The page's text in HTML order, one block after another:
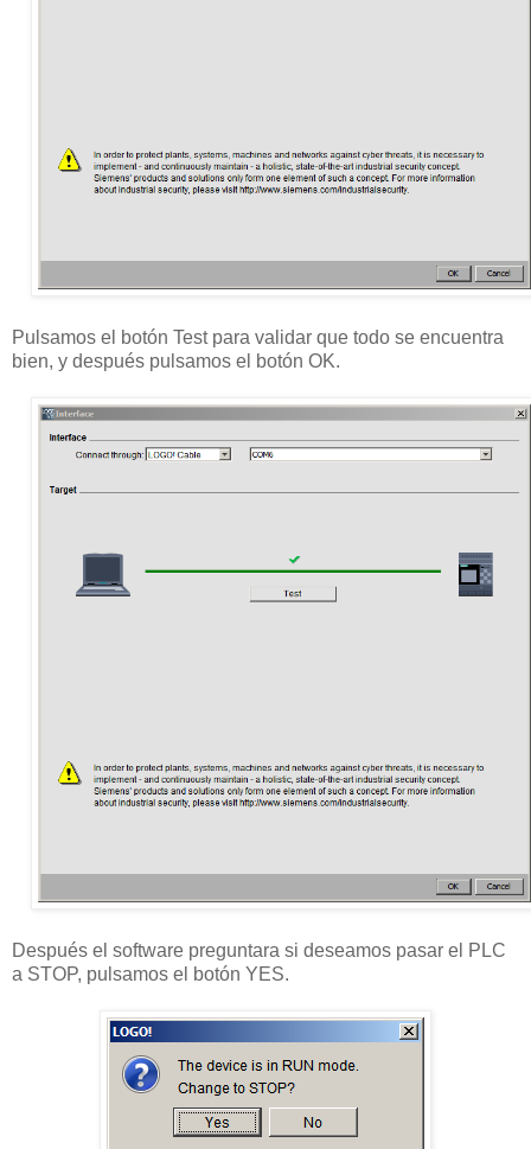
Pulsamos el botón Test para validar que todo se encuentra
bien, y después pulsamos el botón OK.
Después el software preguntara si deseamos pasar el PLC
a STOP, pulsamos el botón YES.